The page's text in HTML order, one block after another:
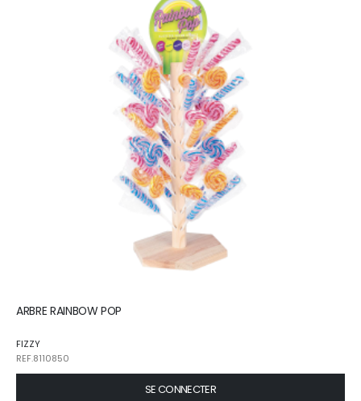
ARBRE RAINBOW POP
FIZZY
REF.8110850
SE CONNECTER